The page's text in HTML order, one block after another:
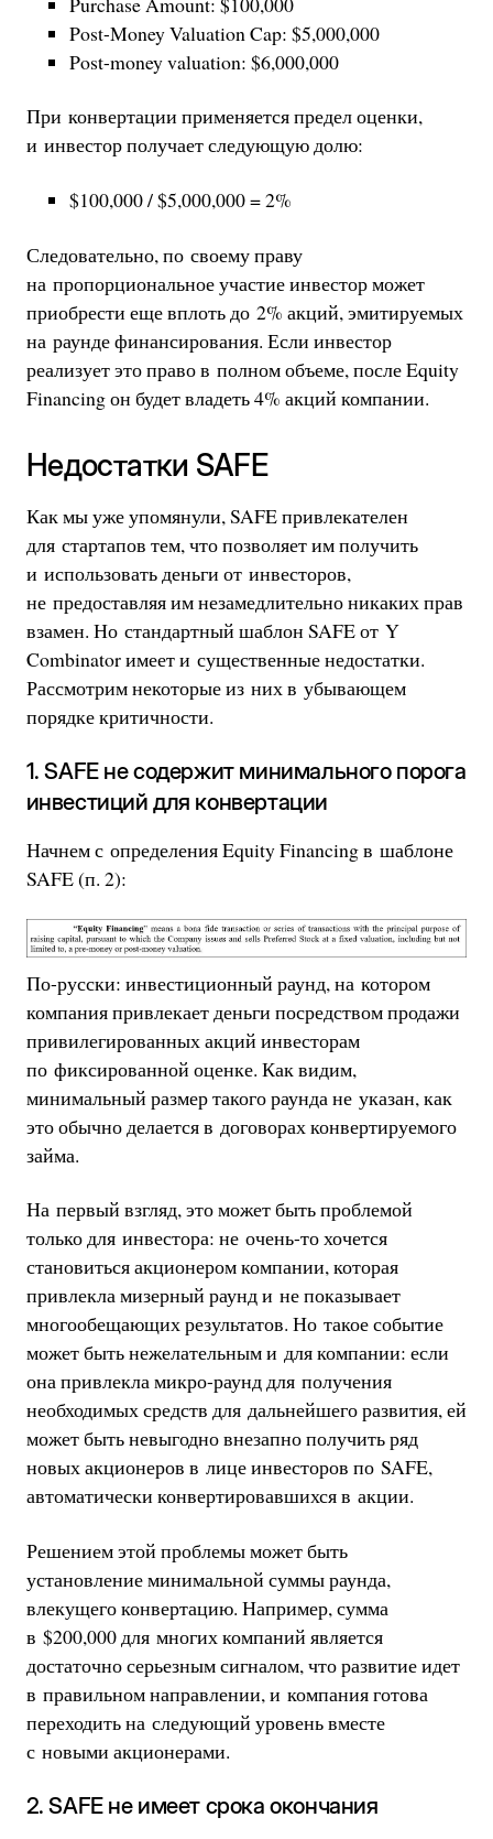
Post-Money Valuation Cap: $5,000,000
Post-money valuation: $6,000,000
При конвертации применяется предел оценки,
и инвестор получает следующую долю:
$100,000 / $5,000,000 = 2%
Следовательно, по своему праву
на пропорциональное участие инвестор может
приобрести еще вплоть до 2% акций, эмитируемых
на раунде финансирования. Если инвестор
реализует это право в полном объеме, после Equity
Financing он будет владеть 4% акций компании.
Недостатки SAFE
Как мы уже упомянули, SAFE привлекателен
для стартапов тем, что позволяет им получить
и использовать деньги от инвесторов,
не предоставляя им незамедлительно никаких прав
взамен. Но стандартный шаблон SAFE от Y
Combinator имеет и существенные недостатки.
Рассмотрим некоторые из них в убывающем
порядке критичности.
1. SAFE не содержит минимального порога
инвестиций для конвертации
Начнем с определения Equity Financing в шаблоне
SAFE (п. 2):
По-русски: инвестиционный раунд, на котором
компания привлекает деньги посредством продажи
привилегированных акций инвесторам
по фиксированной оценке. Как видим,
минимальный размер такого раунда не указан, как
это обычно делается в договорах конвертируемого
займа.
На первый взгляд, это может быть проблемой
только для инвестора: не очень-то хочется
становиться акционером компании, которая
привлекла мизерный раунд и не показывает
многообещающих результатов. Но такое событие
может быть нежелательным и для компании: если
она привлекла микро-раунд для получения
необходимых средств для дальнейшего развития, ей
может быть невыгодно внезапно получить ряд
новых акционеров в лице инвесторов по SAFE,
автоматически конвертировавшихся в акции.
Решением этой проблемы может быть
установление минимальной суммы раунда,
влекущего конвертацию. Например, сумма
в $200,000 для многих компаний является
достаточно серьезным сигналом, что развитие идет
в правильном направлении, и компания готова
переходить на следующий уровень вместе
с новыми акционерами.
2. SAFE не имеет срока окончания